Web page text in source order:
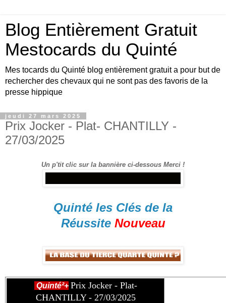
Blog Entièrement Gratuit
Mestocards du Quinté
Mes tocards du Quinté blog entièrement gratuit a pour but de
rechercher des chevaux qui ne sont pas des favoris de la
presse hippique
jeudi 27 mars 2025
Prix Jocker - Plat- CHANTILLY -
27/03/2025
Un p'tit clic sur la bannière ci-dessous Merci !
Quinté les Clés de la
Réussite Nouveau
Quinté²+ Prix Jocker - Plat-
CHANTILLY - 27/03/2025